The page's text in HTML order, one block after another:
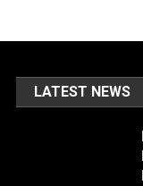
LATEST NEWS